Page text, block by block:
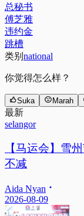
总秘书
傅芝雅
违约金
跳槽
类别 national
你觉得怎么样？
Suka Marah
最新
selangor
【马运会】雪
不减
Aida Nyan
2026-08-09